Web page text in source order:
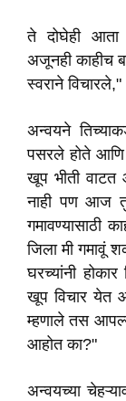
ते दोघेही आता
अजूनही काहीच
स्वराने
अन्वयने
पसरले होते आणि
खूप भीती वाटत
नाही पण आज
गमावण्यासाठी
जिला मी गमावूं
घरच्यांनी
खूप विचार येत
म्हणाले तस
आहोत का?"
अन्वयच्या